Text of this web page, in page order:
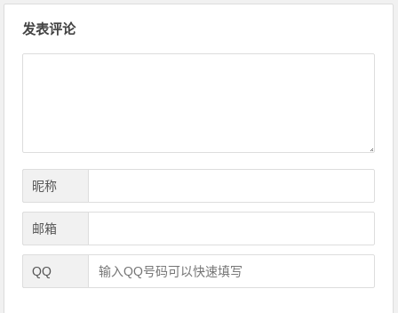
发表评论
昵称
邮箱
QQ